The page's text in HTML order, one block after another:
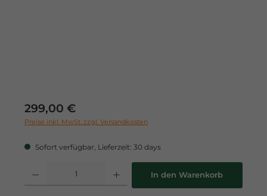
Regulärer Preis:
299,00 €
Preise inkl. MwSt. zzgl. Versandkosten
Sofort verfügbar, Lieferzeit: 30 days
In den Warenkorb